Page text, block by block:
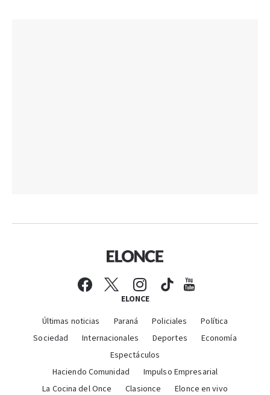
ELONCE
Últimas noticias Paraná Policiales
Política
Sociedad
Internacionales Deportes
Economía
Espectáculos
Haciendo Comunidad
Impulso Empresarial
La Cocina del Once
Clasionce Elonce en vivo